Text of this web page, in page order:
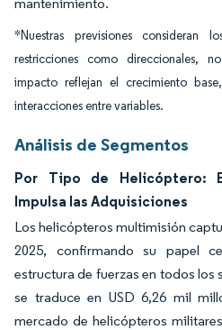
*Nuestras previsiones consideran
restricciones como direccionales,
impacto reflejan el crecimiento
interacciones entre variables.
Análisis de Segmentos
Por Tipo de Helicóptero:
Impulsa las Adquisiciones
Los helicópteros multimisión
2025, confirmando su papel
estructura de fuerzas en todos
se traduce en USD 6,26 mil
mercado de helicópteros